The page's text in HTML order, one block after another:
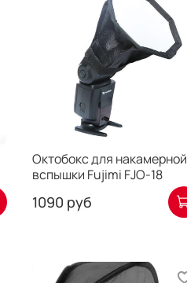
Октобокс для накамерной
вспышки Fujimi FJO-18
1090 руб